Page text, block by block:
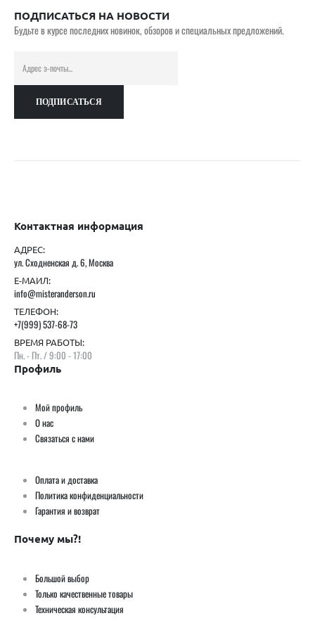
ПОДПИСАТЬСЯ НА НОВОСТИ
Будьте в курсе последних новинок, обзоров и специальных предложений.
Контактная информация
АДРЕС:
ул. Сходненская д. 6, Москва
Е-МАИЛ:
info@misteranderson.ru
ТЕЛЕФОН:
+7(999) 537-68-73
ВРЕМЯ РАБОТЫ:
Пн. - Пт. / 9:00 - 17:00
Профиль
Мой профиль
О нас
Связаться с нами
Оплата и доставка
Политика конфиденциальности
Гарантия и возврат
Почему мы?!
Большой выбор
Только качественные товары
Техническая консультация